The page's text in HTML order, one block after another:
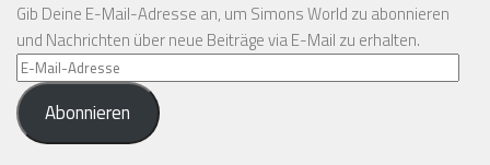
Gib Deine E-Mail-Adresse an, um Simons World zu abonnieren
und Nachrichten über neue Beiträge via E-Mail zu erhalten.
E-
Mail-
AdresseAbonnieren